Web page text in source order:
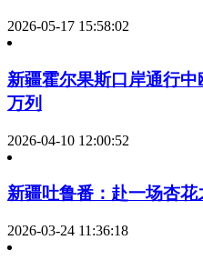
2026-05-17 15:58:02
新疆霍尔果斯口岸通行
万列
2026-04-10 12:00:52
新疆吐鲁番：赴一场杏花
2026-03-24 11:36:18